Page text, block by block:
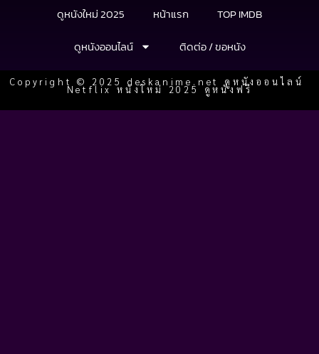
ดูหนังใหม่ 2025 หน้าแรก
TOP IMDB
ดูหนังออนไลน์
ติดต่อ / ขอหนัง
Copyright © 2025 deskanime.net ดูหนังออนไลน์
Netflix หนังใหม่ 2025 ดูหนังฟรี